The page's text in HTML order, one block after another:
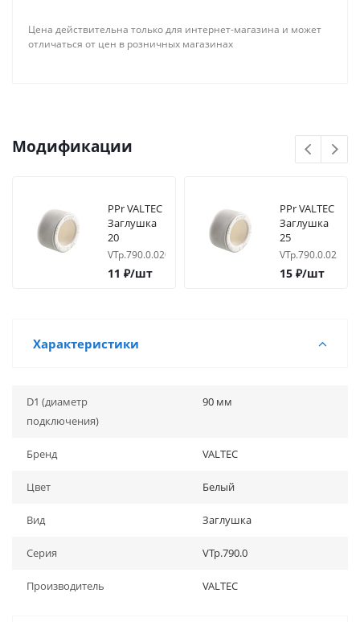
Цена действительна только для интернет-магазина и может
отличаться от цен в розничных магазинах
Модификации
PPr VALTEC
Заглушка
20
VTp.790.0.020
11 ₽/шт
PPr VALTEC
Заглушка
25
VTp.790.0.025
15 ₽/шт
Характеристики
D1 (диаметр
подключения)
90 мм
Бренд VALTEC
Цвет Белый
Вид Заглушка
Серия VTp.790.0
Производитель VALTEC